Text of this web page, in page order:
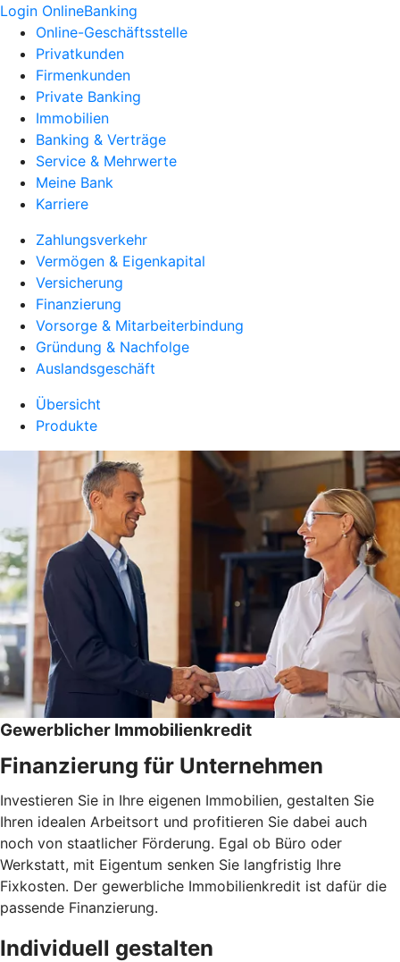
Login OnlineBanking
Online-Geschäftsstelle
Privatkunden
Firmenkunden
Private Banking
Immobilien
Banking & Verträge
Service & Mehrwerte
Meine Bank
Karriere
Zahlungsverkehr
Vermögen & Eigenkapital
Versicherung
Finanzierung
Vorsorge & Mitarbeiterbindung
Gründung & Nachfolge
Auslandsgeschäft
Übersicht
Produkte
Gewerblicher Immobilienkredit
Finanzierung für Unternehmen
Investieren Sie in Ihre eigenen Immobilien, gestalten Sie
Ihren idealen Arbeitsort und profitieren Sie dabei auch
noch von staatlicher Förderung. Egal ob Büro oder
Werkstatt, mit Eigentum senken Sie langfristig Ihre
Fixkosten. Der gewerbliche Immobilienkredit ist dafür die
passende Finanzierung.
Individuell gestalten